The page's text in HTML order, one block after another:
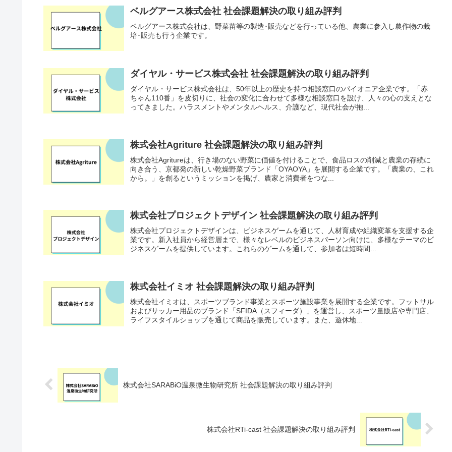
ベルグアース株式会社 社会課題解決の取り組み評判
ベルグアース株式会社は、野菜苗等の製造･販売などを行っている他、農業に参入し農作物の栽
培･販売も行う企業です。
ダイヤル・サービス株式会社 社会課題解決の取り組み評判
ダイヤル・サービス株式会社は、50年以上の歴史を持つ相談窓口のパイオニア企業です。「赤
ちゃん110番」を皮切りに、社会の変化に合わせて多様な相談窓口を設け、人々の心の支えとな
ってきました。ハラスメントやメンタルヘルス、介護など、現代社会が抱...
株式会社Agriture 社会課題解決の取り組み評判
株式会社Agritureは、行き場のない野菜に価値を付けることで、食品ロスの削減と農業の存続に
向き合う、京都発の新しい乾燥野菜ブランド「OYAOYA」を展開する企業です。「農業の、これ
から。」を創るというミッションを掲げ、農家と消費者をつな...
株式会社プロジェクトデザイン 社会課題解決の取り組み評判
株式会社プロジェクトデザインは、ビジネスゲームを通じて、人材育成や組織変革を支援する企
業です。新入社員から経営層まで、様々なレベルのビジネスパーソン向けに、多様なテーマのビ
ジネスゲームを提供しています。これらのゲームを通して、参加者は短時間...
株式会社イミオ 社会課題解決の取り組み評判
株式会社イミオは、スポーツブランド事業とスポーツ施設事業を展開する企業です。フットサル
およびサッカー用品のブランド「SFIDA（スフィーダ）」を運営し、スポーツ量販店や専門店、
ライフスタイルショップを通じて商品を販売しています。また、遊休地...
株式会社SARABiO温泉微生物研究所 社会課題解決の取り組み評判
株式会社RTi-cast 社会課題解決の取り組み評判